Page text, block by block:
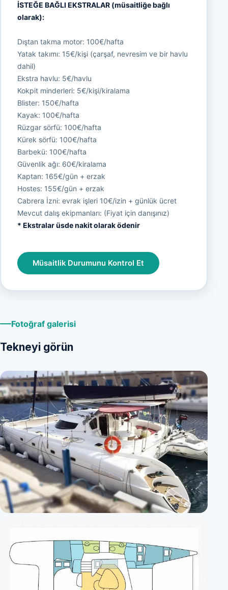
İSTEĞE BAĞLI EKSTRALAR (müsaitliğe bağlı
olarak):
Dıştan takma motor: 100€/hafta
Yatak takımı: 15€/kişi (çarşaf, nevresim ve bir havlu
dahil)
Ekstra havlu: 5€/havlu
Kokpit minderleri: 5€/kişi/kiralama
Blister: 150€/hafta
Kayak: 100€/hafta
Rüzgar sörfü: 100€/hafta
Kürek sörfü: 100€/hafta
Barbekü: 100€/hafta
Güvenlik ağı: 60€/kiralama
Kaptan: 165€/gün + erzak
Hostes: 155€/gün + erzak
Cabrera İzni: evrak işleri 10€/izin + günlük ücret
Mevcut dalış ekipmanları: (Fiyat için danışınız)
* Ekstralar üsde nakit olarak ödenir
Müsaitlik Durumunu Kontrol Et
Fotoğraf galerisi
Tekneyi görün